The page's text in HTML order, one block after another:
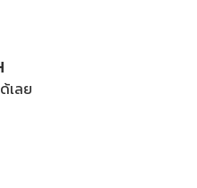
เลย